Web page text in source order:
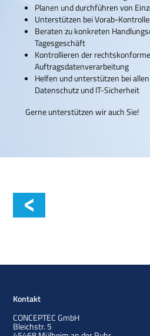
Planen und durchführen von
Unterstützen bei Vorab-
Beraten zu konkreten
Tagesgeschäft
Kontrollieren der
Auftragsdatenverarbeitung
Helfen und unterstützen bei
Datenschutz und IT-Sicherheit
Gerne unterstützen wir auch Sie!
Kontakt
CONCEPTEC GmbH
Bleichstr. 5